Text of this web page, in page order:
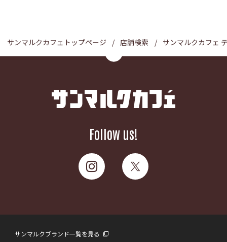
サンマルクカフェトップページ 店舗検索 サンマルクカフェ
Follow us!
サンマルクブランド一覧を見る